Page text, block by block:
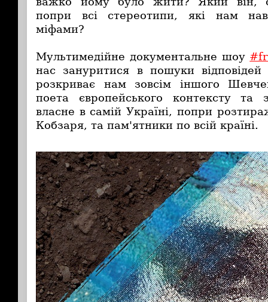
попри всі стереотипи, які нам
міфами?
Мультимедійне документальне шоу
нас зануритися в пошуки
розкриває нам зовсім іншого
поета європейського контексту та
власне в самій Україні, попри
Кобзаря, та пам'ятники по всій країні.